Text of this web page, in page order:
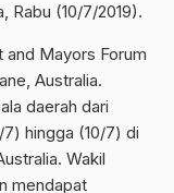
Rabu (10/7/2019).
Mayors Forum
Australia.
daerah dari
hingga (10/7) di
Wakil
mendapat